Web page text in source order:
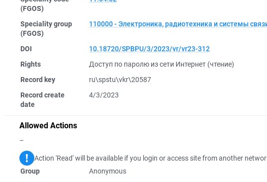
(FGOS)
Speciality group
(FGOS)
110000 - Электроника, радиотехника и системы
DOI
10.18720/SPBPU/3/2023/vr/vr23-312
Rights
Доступ по паролю из сети Интернет (чтение)
Record key
ru\spstu\vkr\20587
Record create
date
4/3/2023
Allowed Actions
–
Action 'Read' will be available if you login or access site from another
Group
Anonymous